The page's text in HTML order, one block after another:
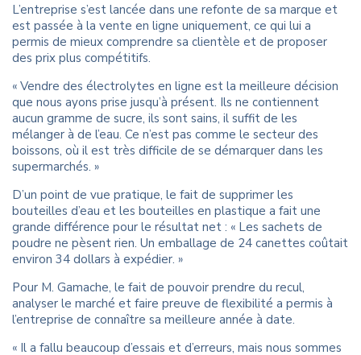
L’entreprise s’est lancée dans une refonte de sa marque et
est passée à la vente en ligne uniquement, ce qui lui a
permis de mieux comprendre sa clientèle et de proposer
des prix plus compétitifs.
« Vendre des électrolytes en ligne est la meilleure décision
que nous ayons prise jusqu’à présent. Ils ne contiennent
aucun gramme de sucre, ils sont sains, il suffit de les
mélanger à de l’eau. Ce n’est pas comme le secteur des
boissons, où il est très difficile de se démarquer dans les
supermarchés. »
D’un point de vue pratique, le fait de supprimer les
bouteilles d’eau et les bouteilles en plastique a fait une
grande différence pour le résultat net : « Les sachets de
poudre ne pèsent rien. Un emballage de 24 canettes coûtait
environ 34 dollars à expédier. »
Pour M. Gamache, le fait de pouvoir prendre du recul,
analyser le marché et faire preuve de flexibilité a permis à
l’entreprise de connaître sa meilleure année à date.
« Il a fallu beaucoup d’essais et d’erreurs, mais nous sommes